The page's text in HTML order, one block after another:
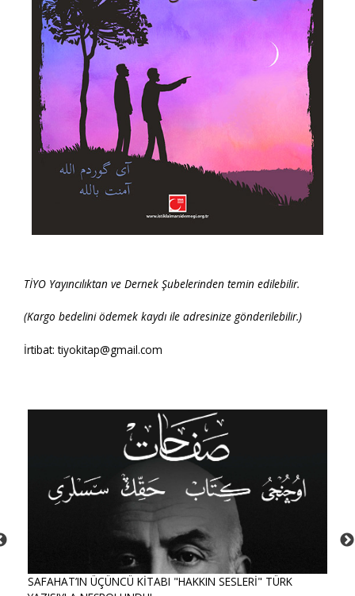
TİYO Yayıncılıktan ve Dernek Şubelerinden temin edilebilir.
(Kargo bedelini ödemek kaydı ile adresinize gönderilebilir.)
İrtibat: tiyokitap@gmail.com
SAFAHAT’IN ÜÇÜNCÜ KİTABI "HAKKIN SESLERİ" TÜRK